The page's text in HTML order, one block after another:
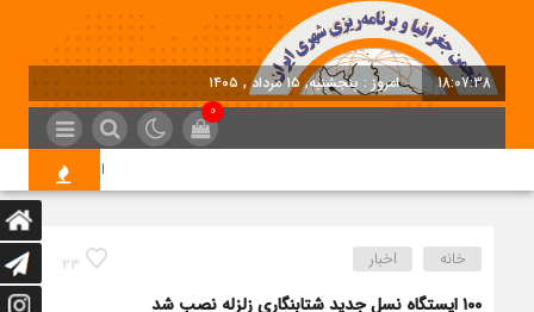
18:07:38 امروز : پنجشنبه, ۱۵ مرداد , ۱۴۰۵
0
اتخاذ تصمیمات
23 خانه اخبار
۱۰۰ ایستگاه نسل جدید شتابنگاری زلزله نصب شد